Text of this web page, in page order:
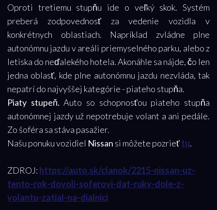
Oproti tretiemu stupňu ide o veľký skok. Systém
preberá zodpovednosť za vedenie vozidla v
konkrétnych oblastiach. Napríklad zvládne plne
autonómnu jazdu v areáli priemyselného parku, alebo z
letiska do neďalekého hotela. Akonáhle sa nájde, čo len
jedna oblasť, kde plne autonómnu jazdu nezvláda, tak
nepatrí do najvyššej kategórie - piateho stupňa.
Piaty stupeň. Auto so schopnosťou piateho stupňa
autonómnej jazdy už nepotrebuje volant a ani pedále.
Zo šoféra sa stáva pasažier.
Našu ponuku vozidiel Nissan si môžete pozrieťtu.
ZDROJ: https://auto.sk/clanok/2215-nissan-uz-
tento-rok-dovoli-soferovi-dat-ruky-dole-z-
volantu-zatial-na-dialnici